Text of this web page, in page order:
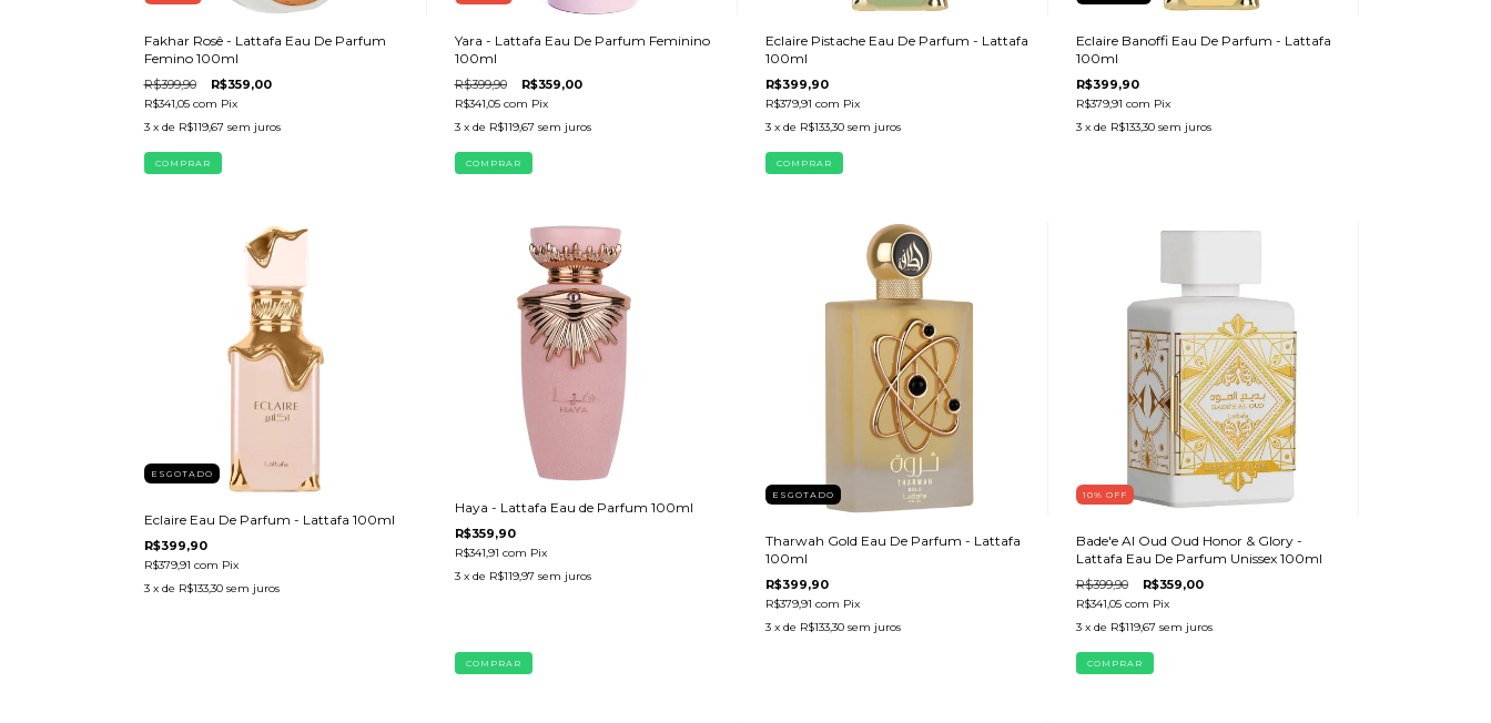
Fakhar Rosê - Lattafa Eau De Parfum
Femino 100ml
R$399,90 R$359,00
R$341,05 com Pix
3 x de R$119,67 sem juros
Yara - Lattafa Eau De Parfum Feminino
100ml
R$399,90 R$359,00
R$341,05 com Pix
3 x de R$119,67 sem juros
Eclaire Pistache Eau De Parfum - Lattafa
100ml
R$399,90
R$379,91 com Pix
3 x de R$133,30 sem juros
Eclaire Banoffi Eau De Parfum - Lattafa
100ml
R$399,90
R$379,91 com Pix
3 x de R$133,30 sem juros
ESGOTADO
Eclaire Eau De Parfum - Lattafa 100ml
R$399,90
R$379,91 com Pix
3 x de R$133,30 sem juros
Haya - Lattafa Eau de Parfum 100ml
R$359,90
R$341,91 com Pix
3 x de R$119,97 sem juros
ESGOTADO
Tharwah Gold Eau De Parfum - Lattafa
100ml
R$399,90
R$379,91 com Pix
3 x de R$133,30 sem juros
10% OFF
Bade'e Al Oud Oud Honor & Glory -
Lattafa Eau De Parfum Unissex 100ml
R$399,90 R$359,00
R$341,05 com Pix
3 x de R$119,67 sem juros